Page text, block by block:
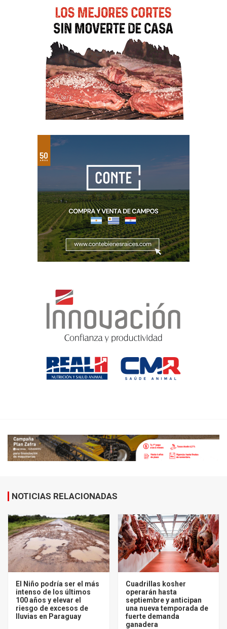
NOTICIAS RELACIONADAS
El Niño podría ser el más
intenso de los últimos
100 años y elevar el
riesgo de excesos de
lluvias en Paraguay
Cuadrillas kosher
operarán hasta
septiembre y anticipan
una nueva temporada de
fuerte demanda
ganadera